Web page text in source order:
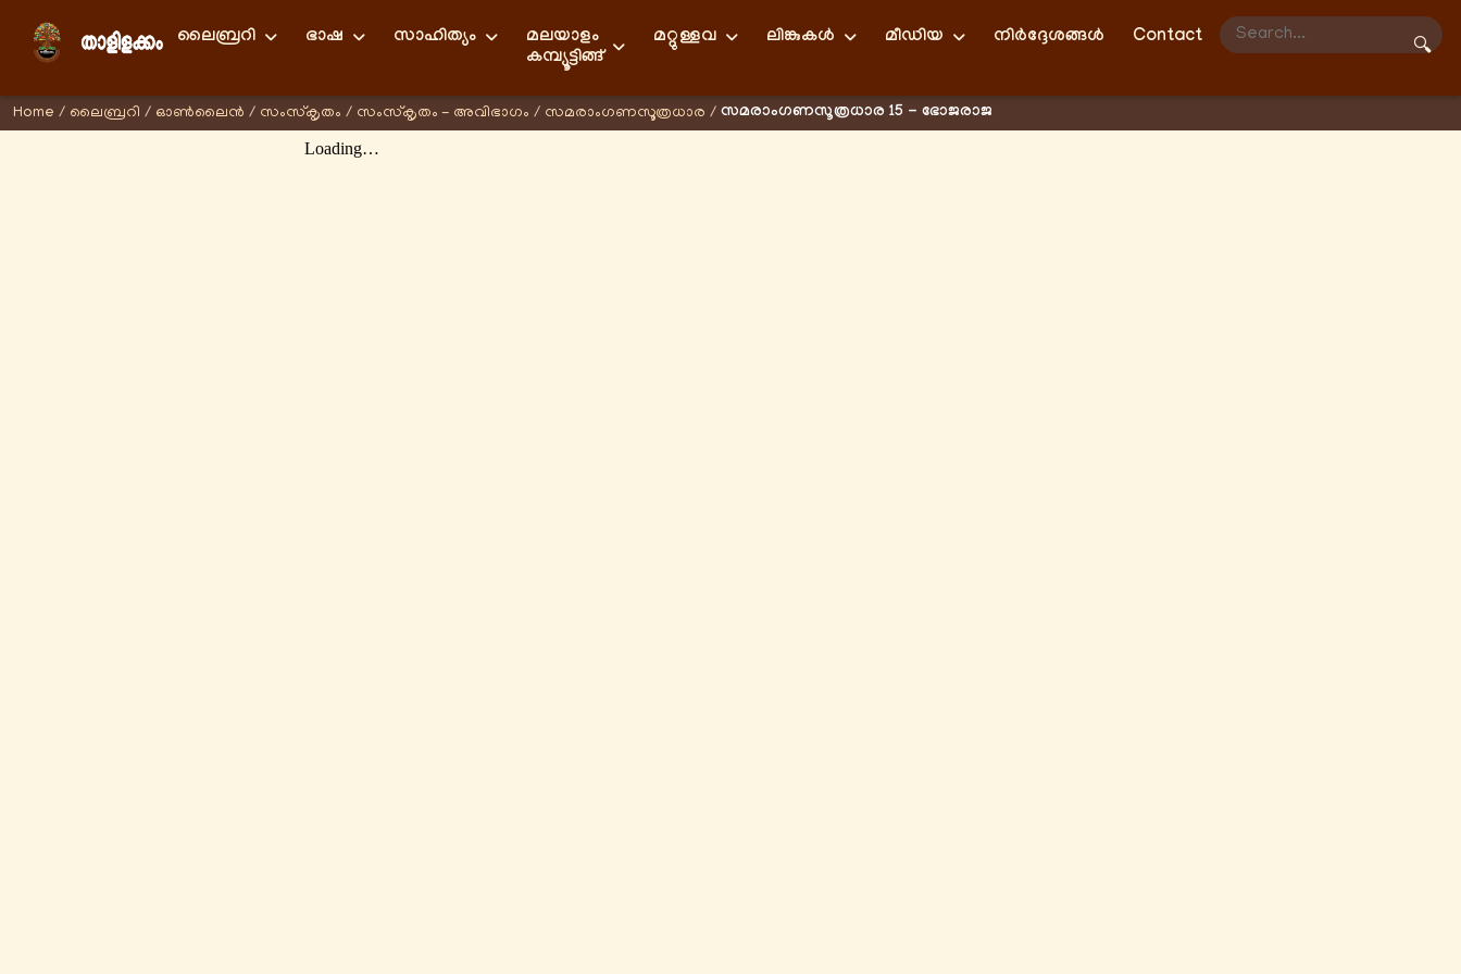
ലൈബ്രറി ഭാഷ സാഹിത്യം
മലയാളം
കമ്പ്യൂട്ടിങ്ങ്
മറ്റുള്ളവ ലിങ്കുകള്‍ മീഡിയ നിർദ്ദേശങ്ങൾ Contact
🔍
Home / ലൈബ്രറി / ഓണ്‍ലൈന്‍ / സംസ്കൃതം / സംസ്കൃതം - അവിഭാഗം / സമരാംഗണസൂത്രധാര / സമരാംഗണസൂത്രധാര 15 - ഭോജരാജ